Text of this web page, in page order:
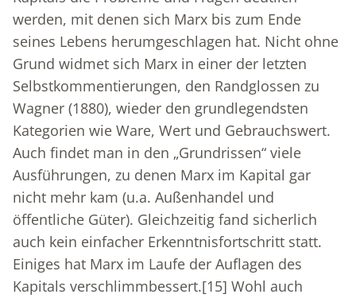
werden, mit denen sich Marx bis zum Ende
seines Lebens herumgeschlagen hat. Nicht ohne
Grund widmet sich Marx in einer der letzten
Selbstkommentierungen, den Randglossen zu
Wagner (1880), wieder den grundlegendsten
Kategorien wie Ware, Wert und Gebrauchswert.
Auch findet man in den „Grundrissen“ viele
Ausführungen, zu denen Marx im Kapital gar
nicht mehr kam (u.a. Außenhandel und
öffentliche Güter). Gleichzeitig fand sicherlich
auch kein einfacher Erkenntnisfortschritt statt.
Einiges hat Marx im Laufe der Auflagen des
Kapitals verschlimmbessert.[15] Wohl auch